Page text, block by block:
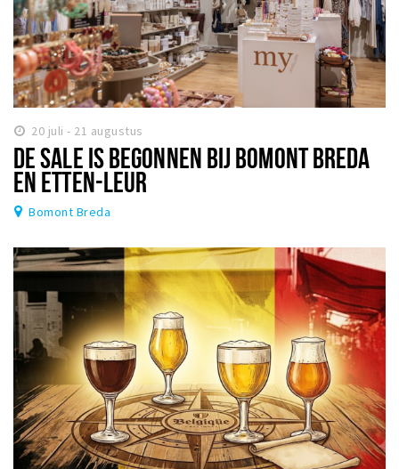
20 juli - 21 augustus
DE SALE IS BEGONNEN BIJ BOMONT BREDA
EN ETTEN-LEUR
Bomont Breda